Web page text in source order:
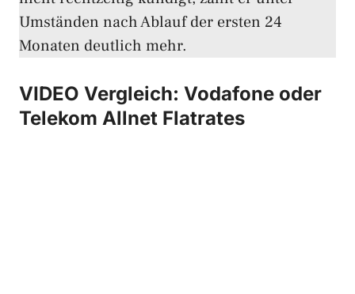
Umständen nach Ablauf der ersten 24
Monaten deutlich mehr.
VIDEO Vergleich: Vodafone oder
Telekom Allnet Flatrates